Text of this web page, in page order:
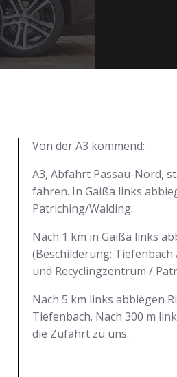
Von der A3 kommend:
A3, Abfahrt Passau-Nord,
fahren. In Gaißa links
Patriching/Walding.
Nach 1 km in Gaißa links
(Beschilderung:
und Recyclingzentrum /
Nach 5 km links abbiegen
Tiefenbach. Nach 300 m
die Zufahrt zu uns.